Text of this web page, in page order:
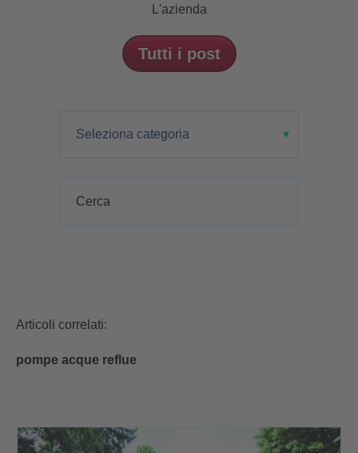
L'azienda
Tutti i post
Articoli correlati:
pompe acque reflue